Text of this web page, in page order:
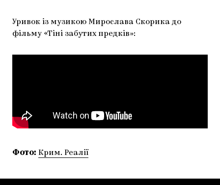
Уривок із музикою Мирослава Скорика до
фільму «Тіні забутих предків»:
Фото: Крим. Реалії